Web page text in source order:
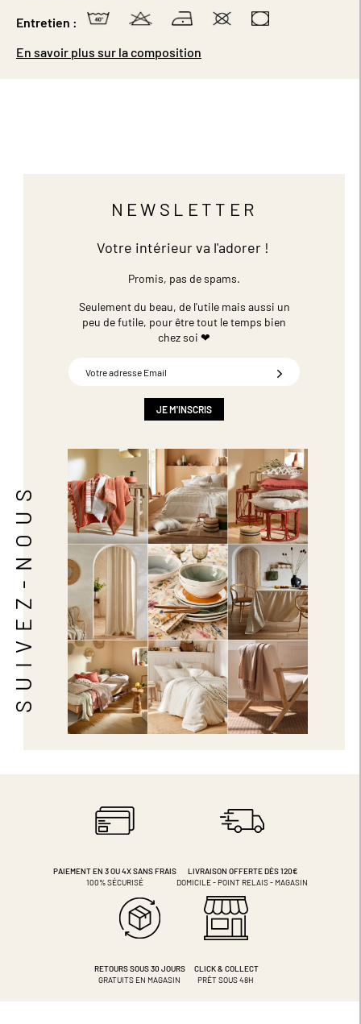
Entretien :
En savoir plus sur la composition
SUIVEZ-NOUS
NEWSLETTER
Votre intérieur va l'adorer !
Promis, pas de spams.
Seulement du beau, de l'utile mais aussi un
peu de futile, pour être tout le temps bien
chez soi ❤
JE M'INSCRIS
PAIEMENT EN 3 OU 4XSANS FRAIS
100% SÉCURISÉ
LIVRAISON OFFERTE DÈS 120€
DOMICILE - POINT RELAIS - MAGASIN
RETOURS SOUS 30 JOURS
GRATUITS EN MAGASIN
CLICK & COLLECT
PRÊT SOUS 48H